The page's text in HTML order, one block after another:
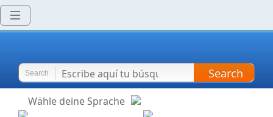
Search Search
Wähle deine Sprache